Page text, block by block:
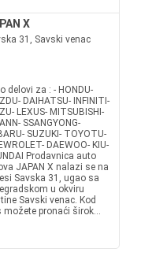
X
31, Savski venac
delovi za : - HONDU-
DAIHATSU- INFINITI-
LEXUS- MITSUBISHI-
SSANGYONG-
SUZUKI- TOYOTU-
DAEWOO- KIU-
Prodavnica auto
JAPAN X nalazi se na
Savska 31, ugao sa
u okviru
Savski venac. Kod
možete pronaći širok...